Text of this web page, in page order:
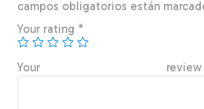
campos obligatorios están
Your rating *
Your